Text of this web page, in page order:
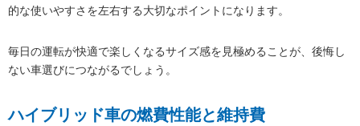
的な使いやすさを左右する大切なポイントになります。
毎日の運転が快適で楽しくなるサイズ感を見極めることが、後悔し
ない車選びにつながるでしょう。
ハイブリッド車の燃費性能と維持費